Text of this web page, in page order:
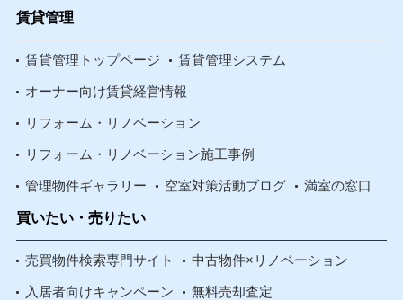
賃貸管理
賃貸管理トップページ 賃貸管理システム
オーナー向け賃貸経営情報
リフォーム・リノベーション
リフォーム・リノベーション施工事例
管理物件ギャラリー 空室対策活動ブログ 満室の窓口
買いたい・売りたい
売買物件検索専門サイト 中古物件×リノベーション
入居者向けキャンペーン 無料売却査定